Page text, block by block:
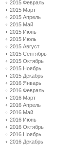
2015 Февраль
2015 Март
2015 Апрель
2015 Май
2015 Июнь
2015 Июль
2015 Август
2015 Сентябрь
2015 Октябрь
2015 Ноябрь
2015 Декабрь
2016 Январь
2016 Февраль
2016 Март
2016 Апрель
2016 Май
2016 Июнь
2016 Октябрь
2016 Ноябрь
2016 Декабрь